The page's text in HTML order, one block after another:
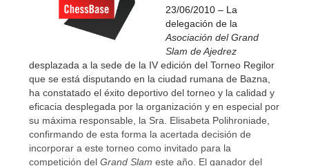
23/06/2010 – La
delegación de la
Asociación del Grand
Slam de Ajedrez
desplazada a la sede de la IV edición del Torneo Regilor
que se está disputando en la ciudad rumana de Bazna,
ha constatado el éxito deportivo del torneo y la calidad y
eficacia desplegada por la organización y en especial por
su máxima responsable, la Sra. Elisabeta Polihroniade,
confirmando de esta forma la acertada decisión de
incorporar a este torneo como invitado para la
competición del Grand Slam este año. El ganador del